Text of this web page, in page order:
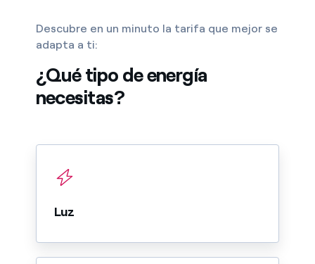
Descubre en un minuto la tarifa que mejor se
adapta a ti:
¿Qué tipo de energía
necesitas?
Luz